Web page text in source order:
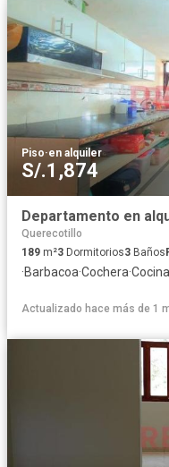
Piso·en alquiler
S/.1,874
Querecotillo
189 m²3 Dormitorios3 Baños
·Barbacoa·Cochera·
Actualizado hace más de 1